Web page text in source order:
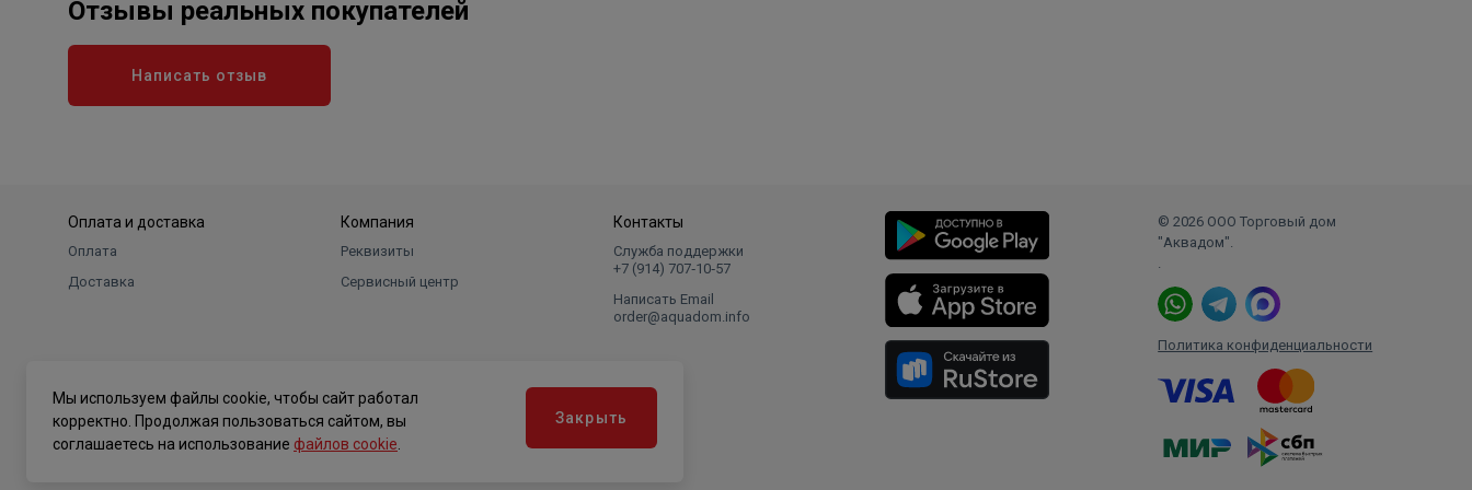
Отзывы реальных покупателей
Написать отзыв
Оплата и доставка
Оплата
Доставка
Компания
Реквизиты
Сервисный центр
Контакты
Служба поддержки
+7 (914) 707‑10‑57
Написать Email
order@aquadom.info
© 2026 ООО Торговый дом
"Аквадом".
.
Политика конфиденциальности
Мы используем файлы cookie, чтобы сайт работал
корректно. Продолжая пользоваться сайтом, вы
соглашаетесь на использование файлов cookie
Закрыть